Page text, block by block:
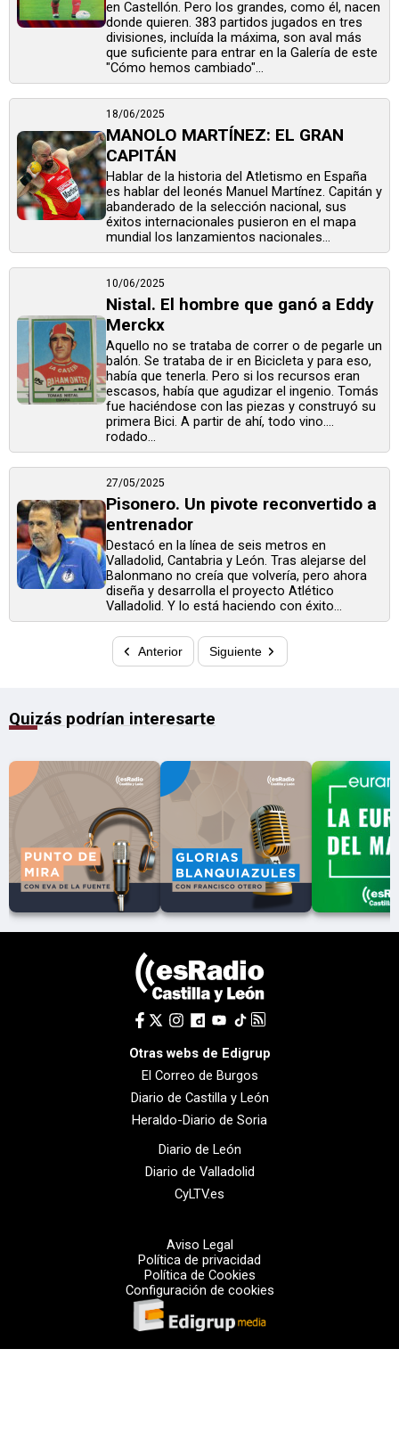
en Castellón. Pero los grandes, como él, nacen
donde quieren. 383 partidos jugados en tres
divisiones, incluída la máxima, son aval más
que suficiente para entrar en la Galería de este
"Cómo hemos cambiado"...
18/06/2025
MANOLO MARTÍNEZ: EL GRAN
CAPITÁN
Hablar de la historia del Atletismo en España
es hablar del leonés Manuel Martínez. Capitán y
abanderado de la selección nacional, sus
éxitos internacionales pusieron en el mapa
mundial los lanzamientos nacionales...
10/06/2025
Nistal. El hombre que ganó a Eddy
Merckx
Aquello no se trataba de correr o de pegarle un
balón. Se trataba de ir en Bicicleta y para eso,
había que tenerla. Pero si los recursos eran
escasos, había que agudizar el ingenio. Tomás
fue haciéndose con las piezas y construyó su
primera Bici. A partir de ahí, todo vino....
rodado...
27/05/2025
Pisonero. Un pivote reconvertido a
entrenador
Destacó en la línea de seis metros en
Valladolid, Cantabria y León. Tras alejarse del
Balonmano no creía que volvería, pero ahora
diseña y desarrolla el proyecto Atlético
Valladolid. Y lo está haciendo con éxito...
Anterior Siguiente
Quizás podrían interesarte
Otras webs de Edigrup
El Correo de Burgos
Diario de Castilla y León
Heraldo-Diario de Soria
Diario de León
Diario de Valladolid
CyLTV.es
Aviso Legal
Política de privacidad
Política de Cookies
Configuración de cookies